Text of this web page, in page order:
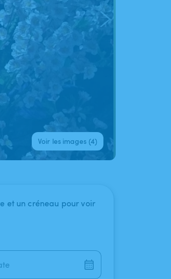
Voir les images (4)
et un créneau pour voir